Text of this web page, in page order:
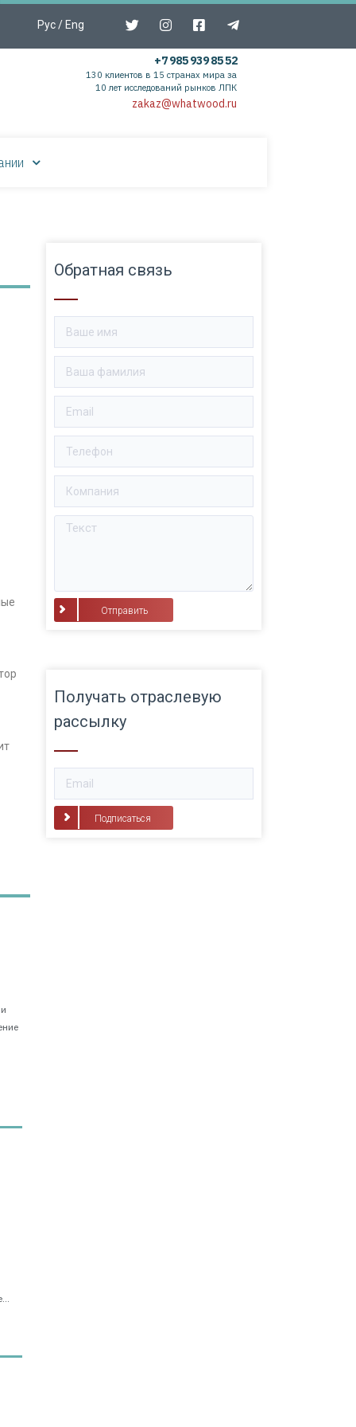
Рус/ Eng
+7 985 939 85 52
130 клиентов в 15 странах мира за
10 лет исследований рынков ЛПК
zakaz@whatwood.ru
Обратная связь
⠀Отправить⠀
Получать отраслевую
рассылку
Подписаться